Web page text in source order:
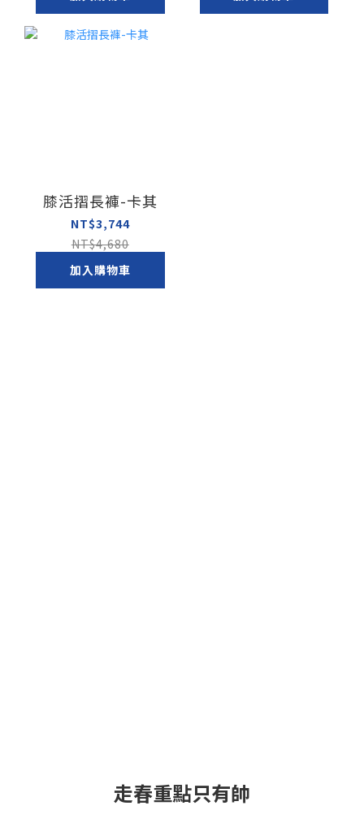
膝活摺長褲-卡其
NT$3,744
NT$4,680
加入購物車
走春重點只有帥